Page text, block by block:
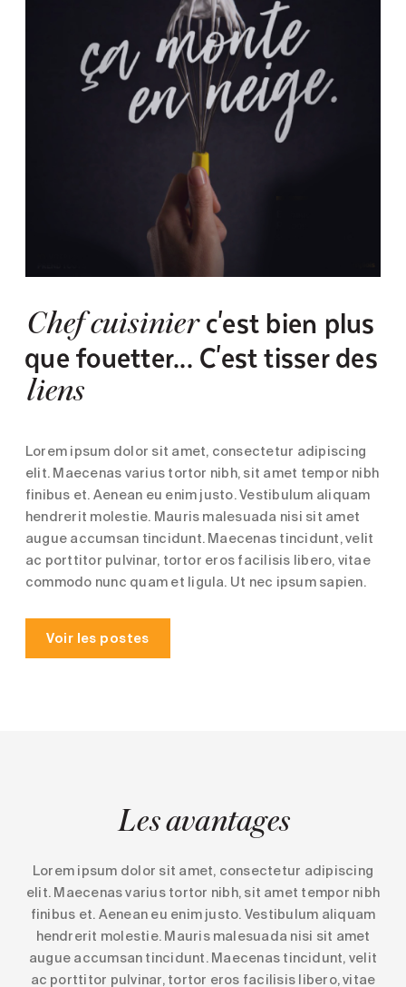
Chef cuisinierc'est bien plus
que fouetter... C'est tisser des
liens
Lorem ipsum dolor sit amet, consectetur adipiscing
elit. Maecenas varius tortor nibh, sit amet tempor nibh
finibus et. Aenean eu enim justo. Vestibulum aliquam
hendrerit molestie. Mauris malesuada nisi sit amet
augue accumsan tincidunt. Maecenas tincidunt, velit
ac porttitor pulvinar, tortor eros facilisis libero, vitae
commodo nunc quam et ligula. Ut nec ipsum sapien.
Voir les postes
Les avantages
Lorem ipsum dolor sit amet, consectetur adipiscing
elit. Maecenas varius tortor nibh, sit amet tempor nibh
finibus et. Aenean eu enim justo. Vestibulum aliquam
hendrerit molestie. Mauris malesuada nisi sit amet
augue accumsan tincidunt. Maecenas tincidunt, velit
ac porttitor pulvinar, tortor eros facilisis libero, vitae